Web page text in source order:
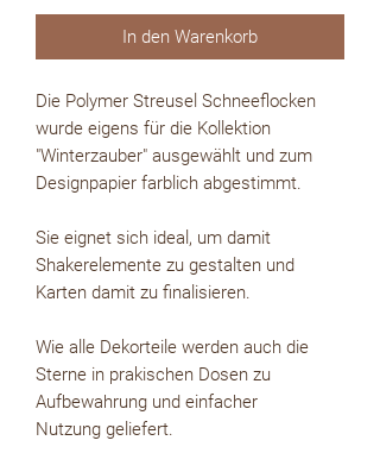
In den Warenkorb
Die Polymer Streusel Schneeflocken
wurde eigens für die Kollektion
"Winterzauber" ausgewählt und zum
Designpapier farblich abgestimmt.
Sie eignet sich ideal, um damit
Shakerelemente zu gestalten und
Karten damit zu finalisieren.
Wie alle Dekorteile werden auch die
Sterne in prakischen Dosen zu
Aufbewahrung und einfacher
Nutzung geliefert.